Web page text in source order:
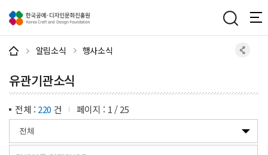
알림소식 행사소식
유관기관소식
전체 : 220 건 페이지 : 1 /25